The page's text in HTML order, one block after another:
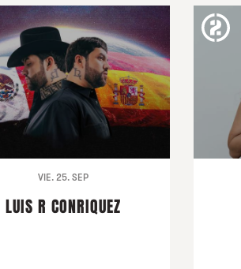
VIE. 25. SEP
LUIS R CONRIQUEZ